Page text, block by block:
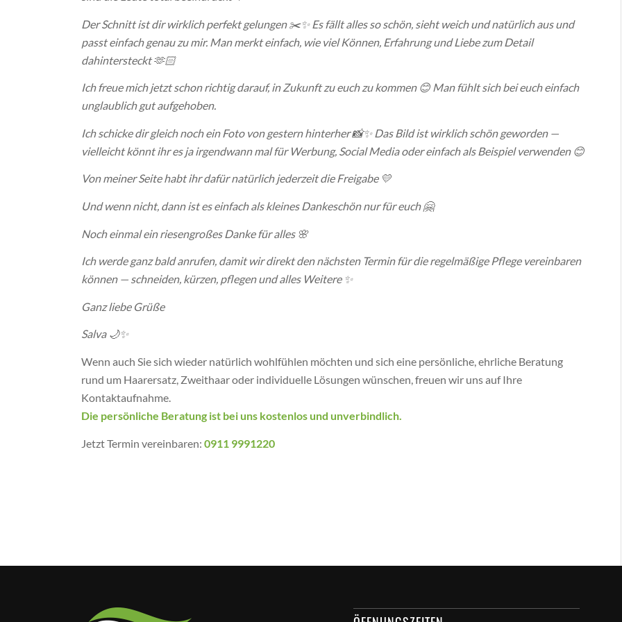
Der Schnitt ist dir wirklich perfekt gelungen ✂️✨ Es fällt alles so schön, sieht weich und natürlich aus und
passt einfach genau zu mir. Man merkt einfach, wie viel Können, Erfahrung und Liebe zum Detail
dahintersteckt 🫶🏻
Ich freue mich jetzt schon richtig darauf, in Zukunft zu euch zu kommen 😊 Man fühlt sich bei euch einfach
unglaublich gut aufgehoben.
Ich schicke dir gleich noch ein Foto von gestern hinterher 📸✨ Das Bild ist wirklich schön geworden —
vielleicht könnt ihr es ja irgendwann mal für Werbung, Social Media oder einfach als Beispiel verwenden 😊
Von meiner Seite habt ihr dafür natürlich jederzeit die Freigabe 💛
Und wenn nicht, dann ist es einfach als kleines Dankeschön nur für euch 🤗
Noch einmal ein riesengroßes Danke für alles 🌸
Ich werde ganz bald anrufen, damit wir direkt den nächsten Termin für die regelmäßige Pflege vereinbaren
können — schneiden, kürzen, pflegen und alles Weitere ✨
Ganz liebe Grüße
Salva 🌙✨
Wenn auch Sie sich wieder natürlich wohlfühlen möchten und sich eine persönliche, ehrliche Beratung
rund um Haarersatz, Zweithaar oder individuelle Lösungen wünschen, freuen wir uns auf Ihre
Kontaktaufnahme.
Die persönliche Beratung ist bei uns kostenlos und unverbindlich.
Jetzt Termin vereinbaren:0911 9991220